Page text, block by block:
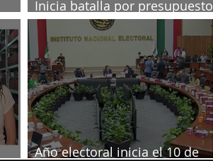
Inicia batalla por presupuesto
2027
Año electoral inicia el 10 de